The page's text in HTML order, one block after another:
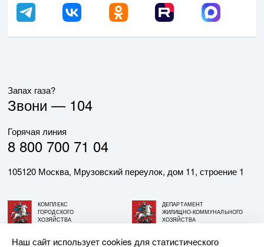
Запах газа?
Звони — 104
Горячая линия
8 800 700 71 04
105120 Москва, Мрузовский переулок, дом 11, строение 1
КОМПЛЕКС
ГОРОДСКОГО
ХОЗЯЙСТВА
ДЕПАРТАМЕНТ
ЖИЛИЩНО-КОММУНАЛЬНОГО
ХОЗЯЙСТВА
Наш сайт использует cookies для статистического